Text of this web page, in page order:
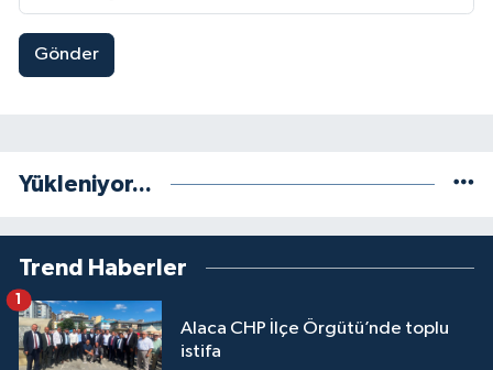
Gönder
Yükleniyor...
Trend Haberler
Alaca CHP İlçe Örgütü’nde toplu
istifa
1